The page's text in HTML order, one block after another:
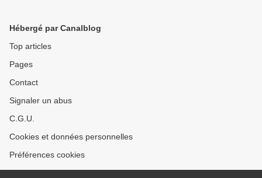
Hébergé par Canalblog
Top articles
Pages
Contact
Signaler un abus
C.G.U.
Cookies et données personnelles
Préférences cookies